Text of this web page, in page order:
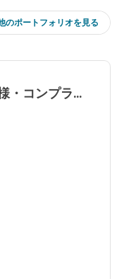
のポートフォリオを見る
・コンプライ